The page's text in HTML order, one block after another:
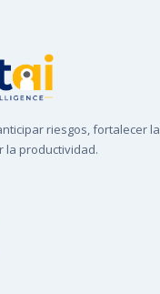
riesgos, fortalecer la
la productividad.